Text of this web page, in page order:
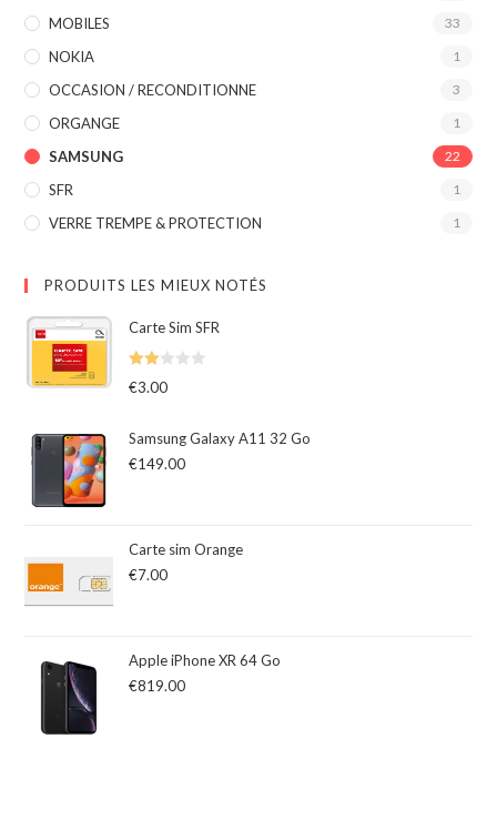
MOBILES 33
NOKIA 1
OCCASION / RECONDITIONNE 3
ORGANGE 1
SAMSUNG 22
SFR 1
VERRE TREMPE & PROTECTION 1
PRODUITS LES MIEUX NOTÉS
Carte Sim SFR
Note
€3.00
Samsung Galaxy A11 32 Go
€149.00
Carte sim Orange
€7.00
Apple iPhone XR 64 Go
€819.00